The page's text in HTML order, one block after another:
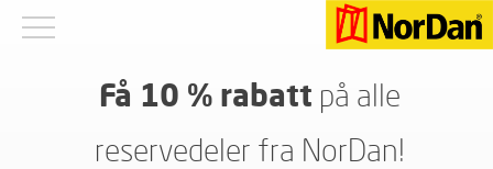
Få 10 % rabatt på alle
reservedeler fra NorDan!